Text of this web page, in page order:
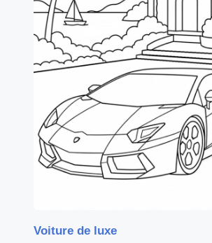
Voiture de luxe